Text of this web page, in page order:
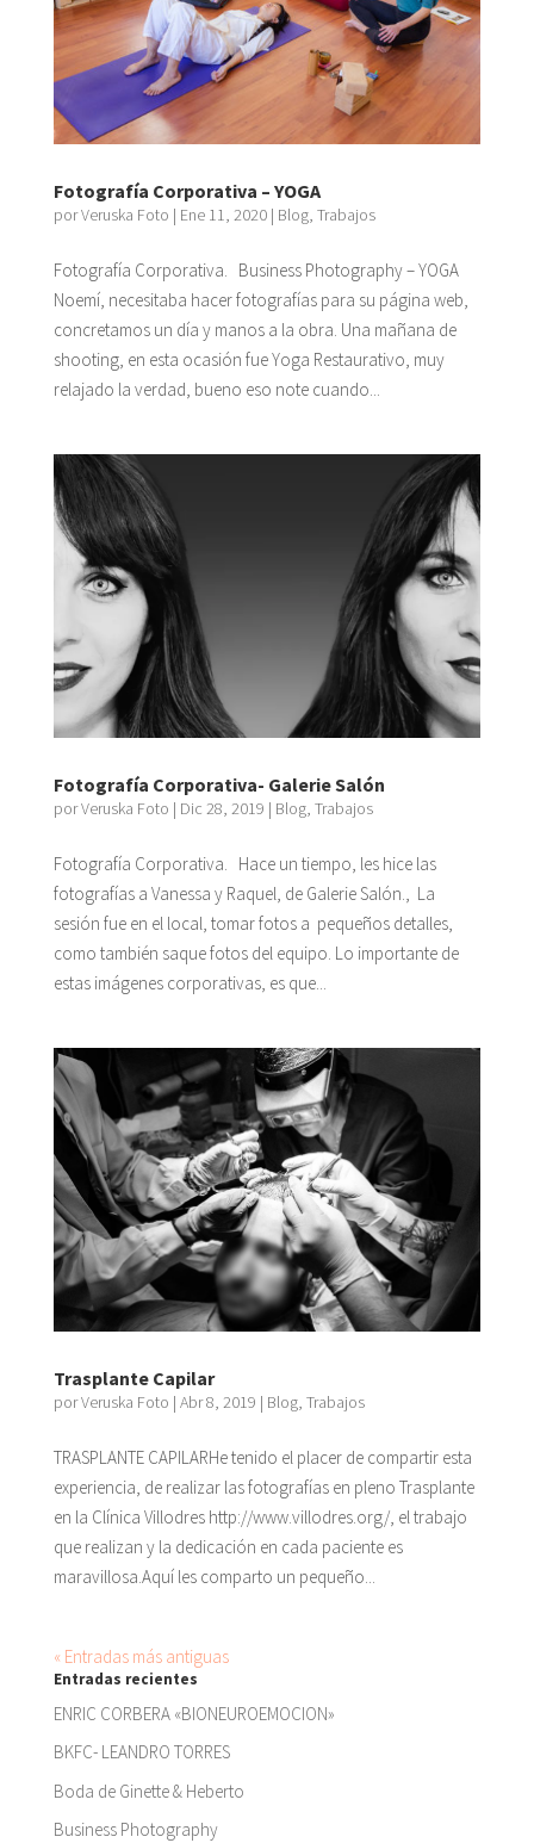
Fotografía Corporativa – YOGA
porVeruska Foto | Ene 11, 2020| Blog, Trabajos
Fotografía Corporativa. Business Photography – YOGA
Noemí, necesitaba hacer fotografías para su página web,
concretamos un día y manos a la obra. Una mañana de
shooting, en esta ocasión fue Yoga Restaurativo, muy
relajado la verdad, bueno eso note cuando...
Fotografía Corporativa- Galerie Salón
porVeruska Foto | Dic 28, 2019 | Blog, Trabajos
Fotografía Corporativa. Hace un tiempo, les hice las
fotografías a Vanessa y Raquel, de Galerie Salón., La
sesión fue en el local, tomar fotos a pequeños detalles,
como también saque fotos del equipo. Lo importante de
estas imágenes corporativas, es que...
Trasplante Capilar
porVeruska Foto | Abr 8, 2019 | Blog, Trabajos
TRASPLANTE CAPILARHe tenido el placer de compartir esta
experiencia, de realizar las fotografías en pleno Trasplante
en la Clínica Villodres http://www.villodres.org/, el trabajo
que realizan y la dedicación en cada paciente es
maravillosa.Aquí les comparto un pequeño...
« Entradas más antiguas
Entradas recientes
ENRIC CORBERA «BIONEUROEMOCION»
BKFC- LEANDRO TORRES
Boda de Ginette & Heberto
Business Photography